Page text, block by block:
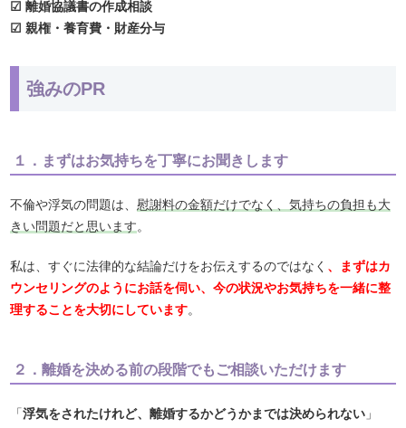
☑ 離婚協議書の作成相談
☑ 親権・養育費・財産分与
強みのPR
１．まずはお気持ちを丁寧にお聞きします
不倫や浮気の問題は、慰謝料の金額だけでなく、気持ちの負担も大
きい問題だと思います。
私は、すぐに法律的な結論だけをお伝えするのではなく 、まずはカ
ウンセリングのようにお話を伺い、今の状況やお気持ちを一緒に整
理することを大切にしています。
２．離婚を決める前の段階でもご相談いただけます
「浮気をされたけれど、離婚するかどうかまでは決められない 」